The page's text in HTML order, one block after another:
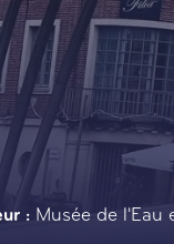
Musée de l'Eau